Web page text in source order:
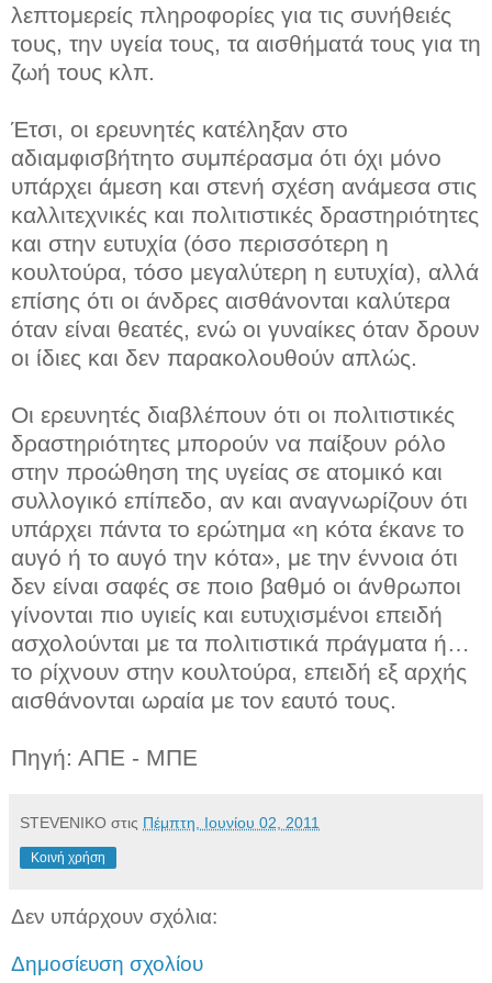
λεπτομερείς πληροφορίες για τις συνήθειές
τους, την υγεία τους, τα αισθήματά τους για τη
ζωή τους κλπ.
Έτσι, οι ερευνητές κατέληξαν στο
αδιαμφισβήτητο συμπέρασμα ότι όχι μόνο
υπάρχει άμεση και στενή σχέση ανάμεσα στις
καλλιτεχνικές και πολιτιστικές δραστηριότητες
και στην ευτυχία (όσο περισσότερη η
κουλτούρα, τόσο μεγαλύτερη η ευτυχία), αλλά
επίσης ότι οι άνδρες αισθάνονται καλύτερα
όταν είναι θεατές, ενώ οι γυναίκες όταν δρουν
οι ίδιες και δεν παρακολουθούν απλώς.
Οι ερευνητές διαβλέπουν ότι οι πολιτιστικές
δραστηριότητες μπορούν να παίξουν ρόλο
στην προώθηση της υγείας σε ατομικό και
συλλογικό επίπεδο, αν και αναγνωρίζουν ότι
υπάρχει πάντα το ερώτημα «η κότα έκανε το
αυγό ή το αυγό την κότα», με την έννοια ότι
δεν είναι σαφές σε ποιο βαθμό οι άνθρωποι
γίνονται πιο υγιείς και ευτυχισμένοι επειδή
ασχολούνται με τα πολιτιστικά πράγματα ή…
το ρίχνουν στην κουλτούρα, επειδή εξ αρχής
αισθάνονται ωραία με τον εαυτό τους.
Πηγή: ΑΠΕ - ΜΠΕ
STEVENIKO στις Πέμπτη, Ιουνίου 02, 2011
Κοινή χρήση
Δεν υπάρχουν σχόλια:
Δημοσίευση σχολίου